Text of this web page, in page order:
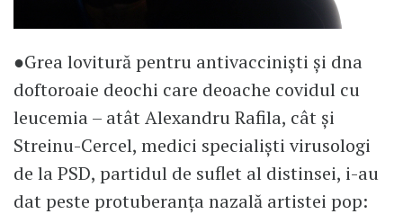
●Grea lovitură pentru antivacciniști și dna
doftoroaie deochi care deoache covidul cu
leucemia – atât Alexandru Rafila, cât și
Streinu-Cercel, medici specialiști virusologi
de la PSD, partidul de suflet al distinsei, i-au
dat peste protuberanța nazală artistei pop: